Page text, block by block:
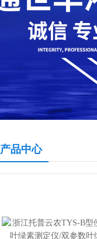
产品中心